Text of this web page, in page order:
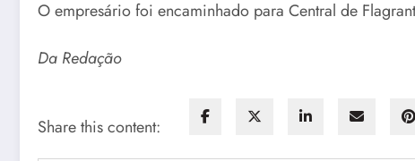
O empresário foi encaminhado para Central de
Da Redação
Share this content: